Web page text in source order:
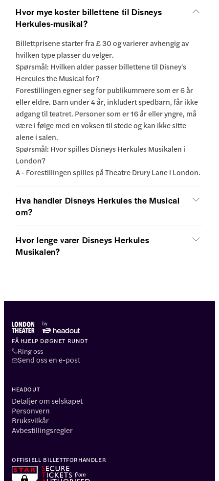
Hvor mye koster billettene til Disneys
Herkules-musikal?
Billettprisene starter fra £ 30 og varierer avhengig av
hvilken type plasser du velger.
Spørsmål: Hvilken alder passer billettene til Disney's
Hercules the Musical for?
Forestillingen egner seg for publikummere som er 6 år
eller eldre. Barn under 4 år, inkludert spedbarn, får ikke
adgang til teatret. Personer som er 16 år eller yngre, må
være i følge med en voksen til stede og kan ikke sitte
alene i salen.
Spørsmål: Hvor spilles Disneys Herkules Musikalen i
London?
A - Forestillingen spilles på Theatre Drury Lane i London.
Hva handler Disneys Herkules the Musical
om?
Hvor lenge varer Disneys Herkules
Musikalen?
FÅ HJELP DØGNET RUNDT
Ring oss
Send oss en e-post
HEADOUT
Detaljer om selskapet
Personvern
Bruksvilkår
Avbestillingsregler
OFFISIELL BILLETTFORHANDLER